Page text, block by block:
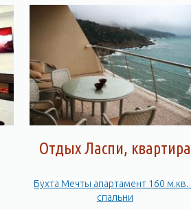
Отдых Ласпи, квартира
Бухта Мечты апартамент 160 м.кв.
спальни